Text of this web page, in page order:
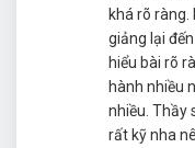
khá rõ ràng.
giảng lại
hiểu bài rõ
hành nhiều
nhiều. Thầy
rất kỹ nha